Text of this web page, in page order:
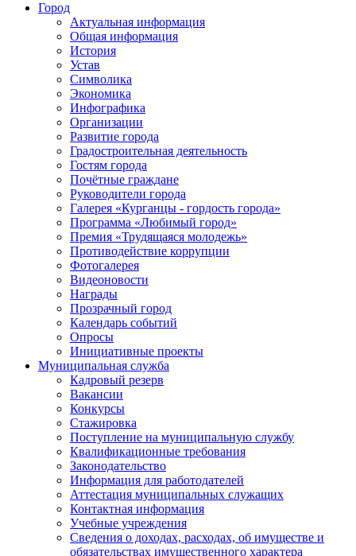
Город
Актуальная информация
Общая информация
История
Устав
Символика
Экономика
Инфографика
Организации
Развитие города
Градостроительная деятельность
Гостям города
Почётные граждане
Руководители города
Галерея «Курганцы - гордость города»
Программа «Любимый город»
Премия «Трудящаяся молодежь»
Противодействие коррупции
Фотогалерея
Видеоновости
Награды
Прозрачный город
Календарь событий
Опросы
Инициативные проекты
Муниципальная служба
Кадровый резерв
Вакансии
Конкурсы
Стажировка
Поступление на муниципальную службу
Квалификационные требования
Законодательство
Информация для работодателей
Аттестация муниципальных служащих
Контактная информация
Учебные учреждения
Сведения о доходах, расходах, об имуществе и
обязательствах имущественного характера